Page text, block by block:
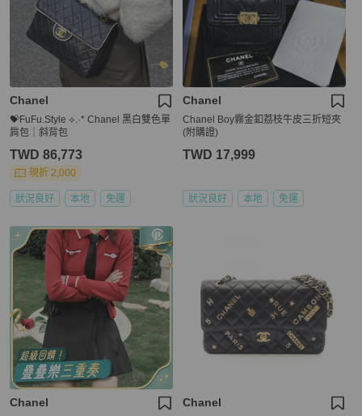
Chanel
💝FuFu.Style ⟡.·* Chanel 黑白雙色單
肩包｜斜背包
TWD 86,773
現折 2,000
狀況良好 本地 免運
Chanel
Chanel Boy霧金釦荔枝牛皮三折短夾
(附購證)
TWD 17,999
狀況良好 本地 免運
Chanel Chanel